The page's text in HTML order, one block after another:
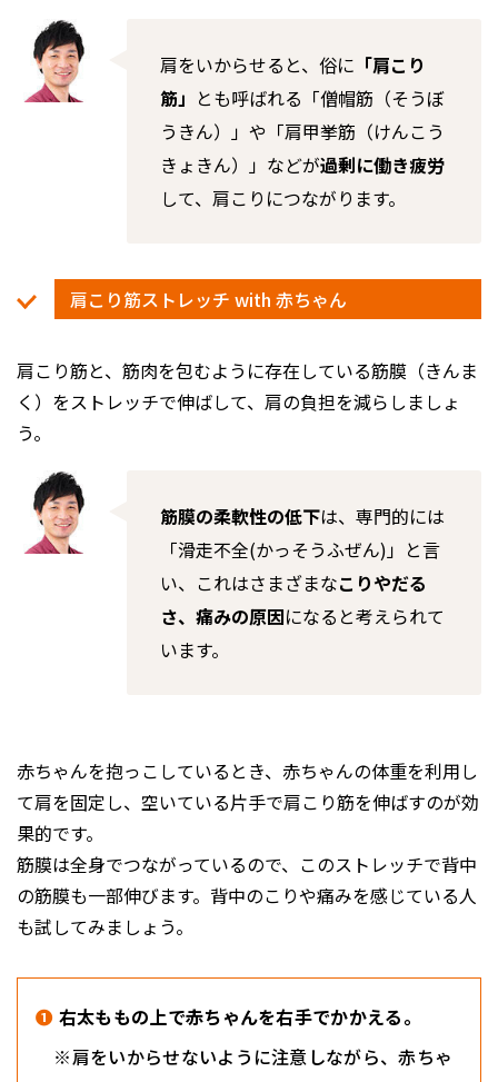
肩をいからせると、俗に 「肩こり
筋」 とも呼ばれる「僧帽筋（そうぼ
うきん）」や「肩甲挙筋（けんこう
きょきん）」などが過剰に働き疲労
して、肩こりにつながります。
肩こり筋ストレッチ with 赤ちゃん
肩こり筋と、筋肉を包むように存在している筋膜（きんま
く）をストレッチで伸ばして、肩の負担を減らしましょ
う。
筋膜の柔軟性の低下は、専門的には
「滑走不全(かっそうふぜん)」と言
い、これはさまざまなこりやだる
さ、痛みの原因になると考えられて
います。
赤ちゃんを抱っこしているとき、赤ちゃんの体重を利用し
て肩を固定し、空いている片手で肩こり筋を伸ばすのが効
果的です。
筋膜は全身でつながっているので、このストレッチで背中
の筋膜も一部伸びます。背中のこりや痛みを感じている人
も試してみましょう。
❶ 右太ももの上で赤ちゃんを右手でかかえる。
※肩をいからせないように注意しながら、赤ちゃ